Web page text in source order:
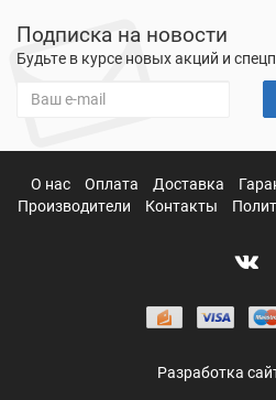
Подписка на новости
Будьте в курсе новых акций и
О нас Оплата Доставка
Производители
Контакты
Разработка